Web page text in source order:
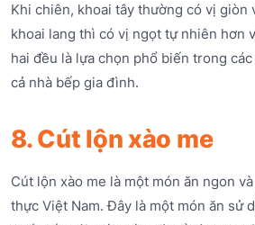
Khi chiên, khoai tây thường có vị giòn
khoai lang thì có vị ngọt tự nhiên hơn
hai đều là lựa chọn phổ biến trong
cả nhà bếp gia đình.
8. Cút lộn xào me
Cút lộn xào me là một món ăn ngon
thực Việt Nam. Đây là một món ăn sử